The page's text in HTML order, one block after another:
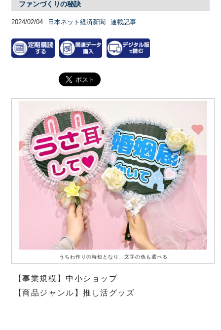
ファンづくりの秘訣
2024/02/04 日本ネット経済新聞 連載記事
うちわ作りの時短となり、文字の色も選べる
【事業規模】中小ショップ
【商品ジャンル】推し活グッズ